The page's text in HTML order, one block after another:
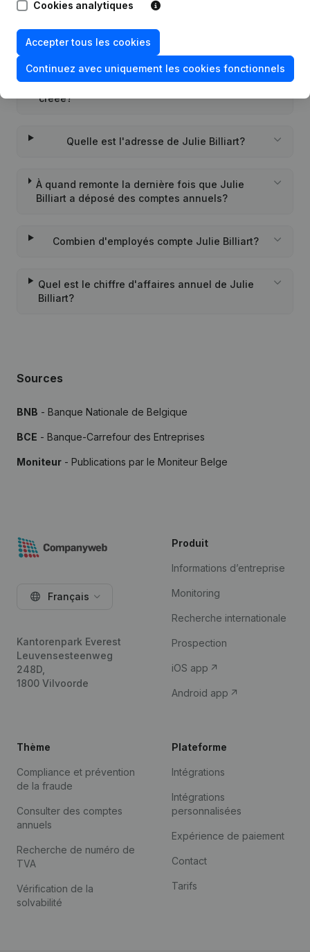
Quel est l'identifiant PEPPOL de Julie Billiart?
Quand la société Julie Billiart a-t-elle été
créée?
Quelle est l'adresse de Julie Billiart?
À quand remonte la dernière fois que Julie
Billiart a déposé des comptes annuels?
Combien d'employés compte Julie Billiart?
Quel est le chiffre d'affaires annuel de Julie
Billiart?
Sources
BNB - Banque Nationale de Belgique
BCE - Banque-Carrefour des Entreprises
Moniteur - Publications par le Moniteur Belge
Cookies analytiques
Accepter tous les cookies
Continuez avec uniquement les cookies fonctionnels
Français
Kantorenpark Everest
Leuvensesteenweg
248D,
1800 Vilvoorde
Produit
Informations d’entreprise
Monitoring
Recherche internationale
Prospection
iOS app
Android app
Thème
Compliance et prévention
de la fraude
Consulter des comptes
annuels
Recherche de numéro de
TVA
Vérification de la
solvabilité
Plateforme
Intégrations
Intégrations
personnalisées
Expérience de paiement
Contact
Tarifs